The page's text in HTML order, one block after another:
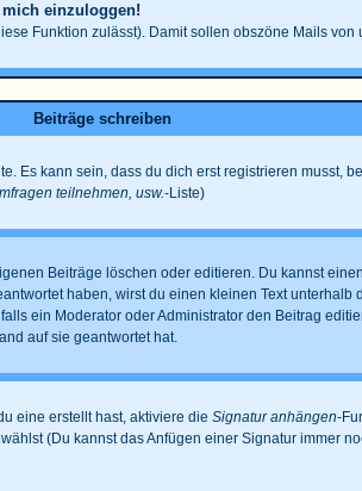
einzuloggen!
Funktion zulässt). Damit sollen obszöne Mails
Beiträge schreiben
Es kann sein, dass du dich erst registrieren musst,
teilnehmen, usw.-Liste)
Beiträge löschen oder editieren. Du kannst
haben, wirst du einen kleinen Text
ein Moderator oder Administrator den Beitrag
auf sie geantwortet hat.
eine erstellt hast, aktiviere die Signatur anhängen-
(Du kannst das Anfügen einer Signatur immer